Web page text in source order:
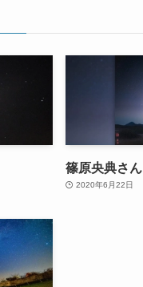
篠原央典さん
2020年6月22日